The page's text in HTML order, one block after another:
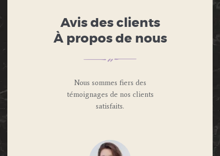
Avis des clients
À propos de nous
Nous sommes fiers des
témoignages de nos clients
satisfaits.